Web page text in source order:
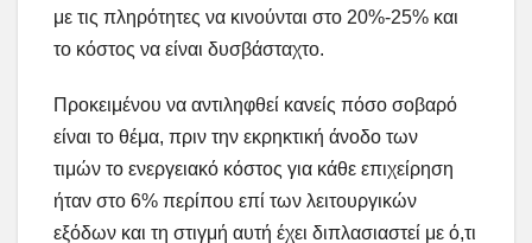
με τις πληρότητες να κινούνται στο 20%-25% και
το κόστος να είναι δυσβάσταχτο.
Προκειμένου να αντιληφθεί κανείς πόσο σοβαρό
είναι το θέμα, πριν την εκρηκτική άνοδο των
τιμών το ενεργειακό κόστος για κάθε επιχείρηση
ήταν στο 6% περίπου επί των λειτουργικών
εξόδων και τη στιγμή αυτή έχει διπλασιαστεί με ό,τι